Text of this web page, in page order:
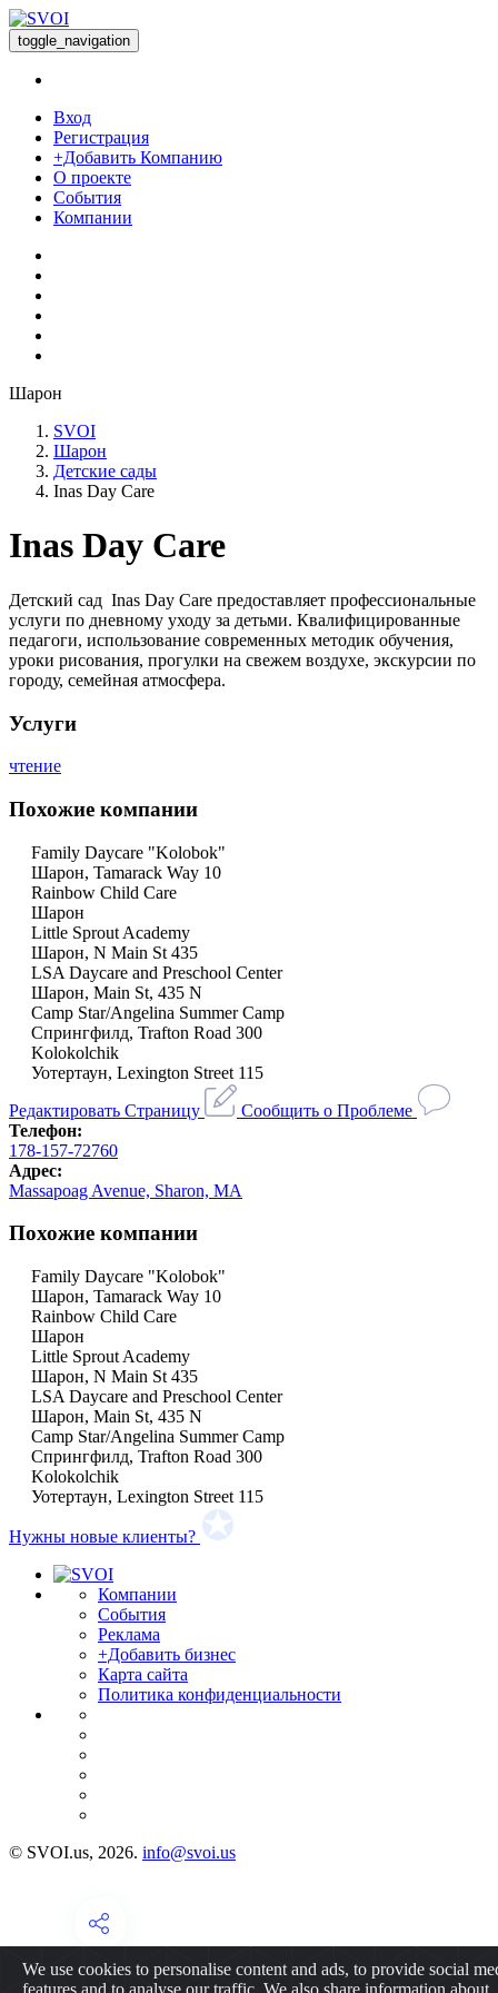
toggle_navigation
Вход
Регистрация
+Добавить Компанию
О проекте
События
Компании
Шарон
SVOI
Шарон
Детские сады
Inas Day Care
Inas Day Care
Детский сад Inas Day Care предоставляет профессиональные
услуги по дневному уходу за детьми. Квалифицированные
педагоги, использование современных методик обучения,
уроки рисования, прогулки на свежем воздухе, экскурсии по
городу, семейная атмосфера.
Услуги
чтение
Похожие компании
Family Daycare "Kolobok"
Шарон, Tamarack Way 10
Rainbow Child Care
Шарон
Little Sprout Academy
Шарон, N Main St 435
LSA Daycare and Preschool Center
Шарон, Main St, 435 N
Camp Star/Angelina Summer Camp
Спрингфилд, Trafton Road 300
Kolokolchik
Уотертаун, Lexington Street 115
Редактировать Страницу
Сообщить о Проблеме
Телефон:
178-157-72760
Адрес:
Massapoag Avenue, Sharon, MA
Похожие компании
Family Daycare "Kolobok"
Шарон, Tamarack Way 10
Rainbow Child Care
Шарон
Little Sprout Academy
Шарон, N Main St 435
LSA Daycare and Preschool Center
Шарон, Main St, 435 N
Camp Star/Angelina Summer Camp
Спрингфилд, Trafton Road 300
Kolokolchik
Уотертаун, Lexington Street 115
Нужны новые клиенты?
Компании
События
Реклама
+Добавить бизнес
Карта сайта
Политика конфиденциальности
© SVOI.us, 2026. info@svoi.us
We use cookies to personalise content and ads, to provide social
features and to analyse our traffic. We also share information about